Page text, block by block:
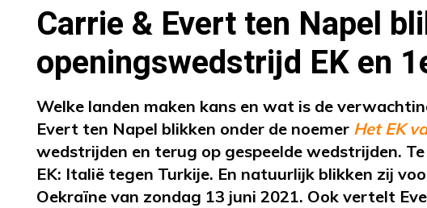
Carrie & Evert ten Napel
openingswedstrijd EK en
Welke landen maken kans en wat is de
Evert ten Napel blikken onder de noemer Het EK
wedstrijden en terug op gespeelde wedstrijden.
EK: Italië tegen Turkije. En natuurlijk blikken zij
Oekraïne van zondag 13 juni 2021. Ook vertelt